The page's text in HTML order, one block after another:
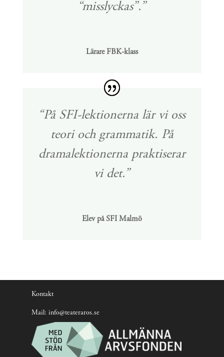
“misslyckas”.”
Lärare FBK-klass
“På SFI-lektionerna lär vi oss
teori och grammatik. På
dramalektionerna praktiserar
vi det.”
Elev på SFI Malmö
Kontakt
Mail: info@teateraros.se